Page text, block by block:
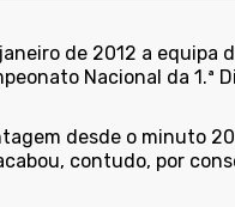
de 2012 a equipa
Nacional da 1.ª
desde o minuto
contudo, por